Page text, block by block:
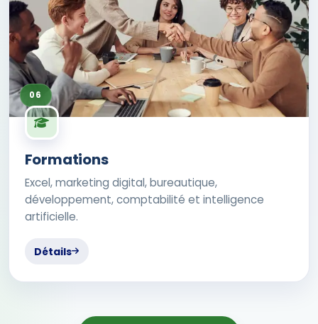
06
Formations
Excel, marketing digital, bureautique,
développement, comptabilité et intelligence
artificielle.
Détails